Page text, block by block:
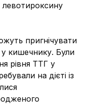
левотироксину
пригнічувати
кишечнику. Були
рівня ТТГ у
на дієті із